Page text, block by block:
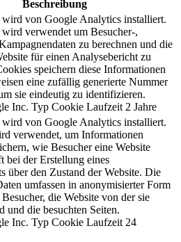
Beschreibung
wird von Google Analytics installiert.
verwendet um Besucher-,
zu berechnen und die
für einen Analysebericht zu
speichern diese Informationen
eine zufällig generierte Nummer
sie eindeutig zu identifizieren.
Inc. Typ Cookie Laufzeit 2 Jahre
wird von Google Analytics installiert.
verwendet, um Informationen
wie Besucher eine Website
bei der Erstellung eines
über den Zustand der Website. Die
umfassen in anonymisierter Form
die Website von der sie
und die besuchten Seiten.
Inc. Typ Cookie Laufzeit 24